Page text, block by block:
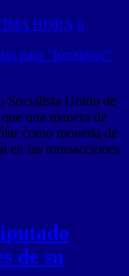
HORA 0
Socialista Unido de
una manera de
como moneda de
en las transacciones
de su